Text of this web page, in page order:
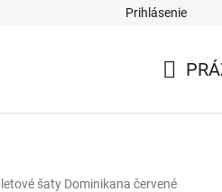
Prihlásenie
šaty Dominikana červené